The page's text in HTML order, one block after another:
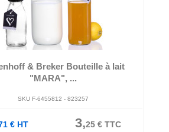
& Breker Bouteille à lait
"MARA", ...
SKU F-6455812 - 823257
€ HT 3,25€TTC
bouchon à visser, va au lave-vaisselle, en
paquet de 6 pièces, (823257), ,